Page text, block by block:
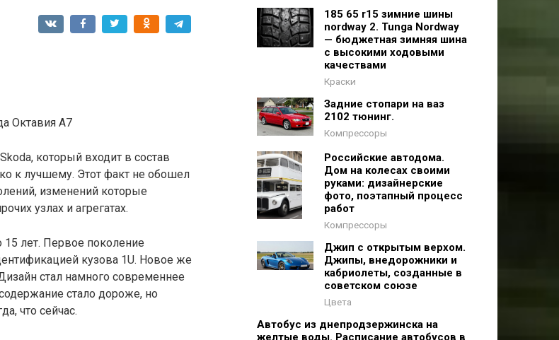
Октавия А7
который входит в состав
к лучшему. Этот факт не обошел
изменений которые
узлах и агрегатах.
лет. Первое поколение
кузова 1U. Новое же
стал намного современнее
стало дороже, но
что сейчас.
185 65 r15 зимние шины
nordway 2. Tunga Nordway
— бюджетная зимняя шина
с высокими ходовыми
качествами
Краски
Задние стопари на ваз
2102 тюнинг.
Компрессоры
Российские автодома.
Дом на колесах своими
руками: дизайнерские
фото, поэтапный процесс
работ
Компрессоры
Джип с открытым верхом.
Джипы, внедорожники и
кабриолеты, созданные в
советском союзе
Цвета
Автобус из днепродзержинска на
желтые воды. Расписание автобусов в